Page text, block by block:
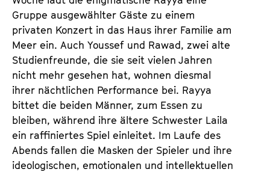
Gruppe ausgewählter Gäste zu einem
privaten Konzert in das Haus ihrer Familie am
Meer ein. Auch Youssef und Rawad, zwei alte
Studienfreunde, die sie seit vielen Jahren
nicht mehr gesehen hat, wohnen diesmal
ihrer nächtlichen Performance bei. Rayya
bittet die beiden Männer, zum Essen zu
bleiben, während ihre ältere Schwester Laila
ein raffiniertes Spiel einleitet. Im Laufe des
Abends fallen die Masken der Spieler und ihre
ideologischen, emotionalen und intellektuellen